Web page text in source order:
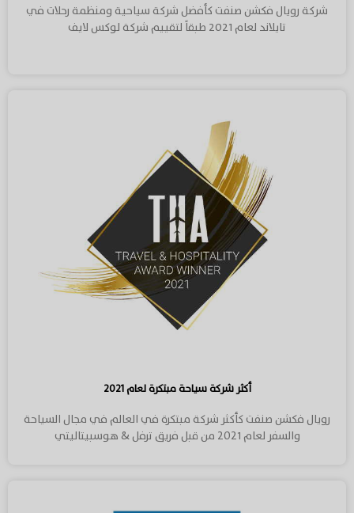
شركة رويال فكشن صنفت كأفضل شركة سياحية ومنظمة رحلات في
تايلاند لعام 2021 طبقاً لتقييم شركة لوكس لايف
أكثر شركة سياحة مبتكرة لعام ٢٠٢١
رويال فكشن صنفت كأكثر شركة مبتكرة في العالم في مجال السياحة
والسفر لعام ٢٠٢١ من قبل فريق ترفل & هوسبيتاليتي